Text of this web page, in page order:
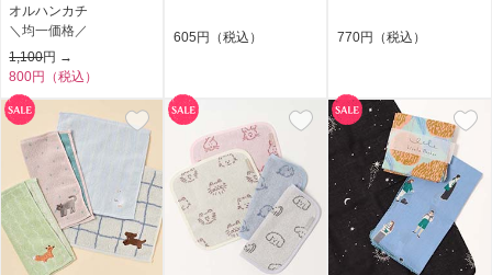
オルハンカチ
＼均一価格／
1,100円 →
800円（税込）
605円（税込） 770円（税込）